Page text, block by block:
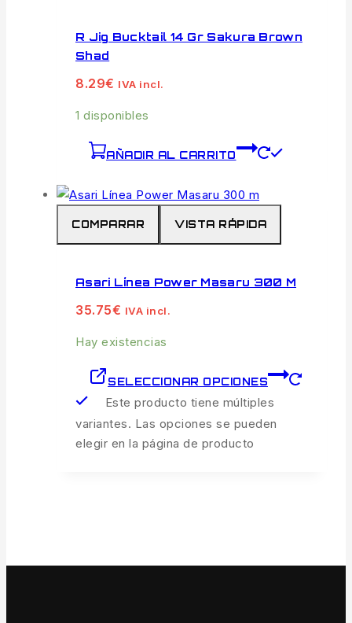
R Jig Bucktail 14 Gr Sakura Brown
Shad
8.29€ IVA incl.
1 disponibles
AÑADIR AL CARRITO
COMPARAR VISTA RÁPIDA
Asari Línea Power Masaru 300 M
35.75€ IVA incl.
Hay existencias
SELECCIONAR OPCIONES
Este producto tiene múltiples
variantes. Las opciones se pueden
elegir en la página de producto